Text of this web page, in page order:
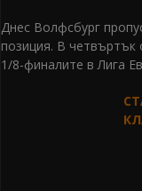
Днес Волфсбург
позиция. В
1/8-финалите в Лига